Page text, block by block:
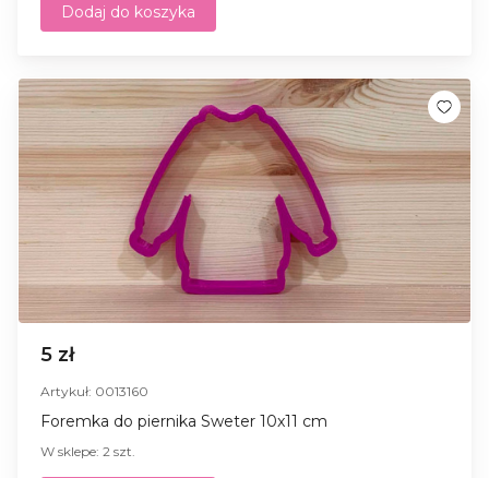
Dodaj do koszyka
5 zł
Artykuł: 0013160
Foremka do piernika Sweter 10x11 cm
W sklepe: 2 szt.